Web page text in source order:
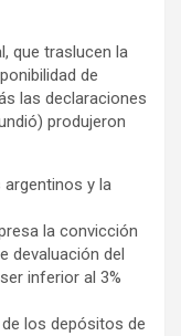
que traslucen la
de
las declaraciones
produjeron
y la
la convicción
devaluación del
inferior al 3%
los depósitos de